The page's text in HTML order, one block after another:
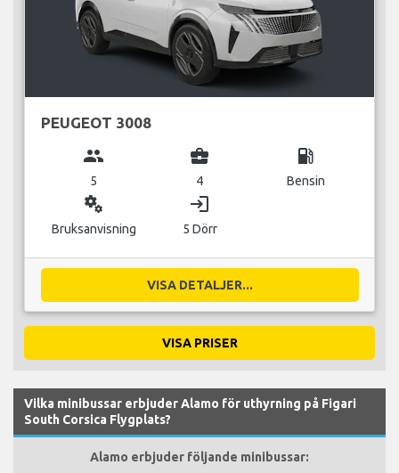
PEUGEOT 3008
group
5
business_center
4
local_gas_station
Bensin
miscellaneous_services
Bruksanvisning
login
5 Dörr
VISA DETALJER...
VISA PRISER
Vilka minibussar erbjuder Alamo för uthyrning på Figari
South Corsica Flygplats?
Alamo erbjuder följande minibussar: